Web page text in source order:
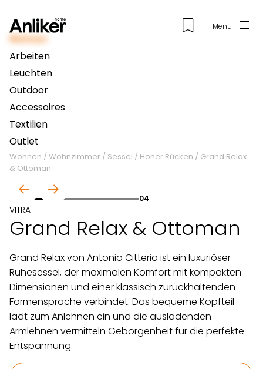
Menü
Wohnen
Arbeiten
Leuchten
Outdoor
Accessoires
Textilien
Outlet
Wohnen / Wohnzimmer / Sessel / Hoher Rücken / Grand Relax
& Ottoman
04
VITRA
Grand Relax & Ottoman
Grand Relax von Antonio Citterio ist ein luxuriöser
Ruhesessel, der maximalen Komfort mit kompakten
Dimensionen und einer klassisch zurückhaltenden
Formensprache verbindet. Das bequeme Kopfteil
lädt zum Anlehnen ein und die ausladenden
Armlehnen vermitteln Geborgenheit für die perfekte
Entspannung.